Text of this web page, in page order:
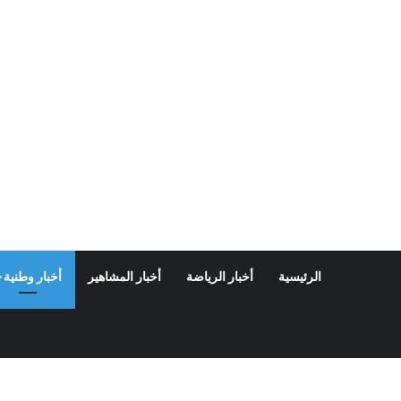
الرئيسية أخبار الرياضة أخبار المشاهير أخبار وطنية